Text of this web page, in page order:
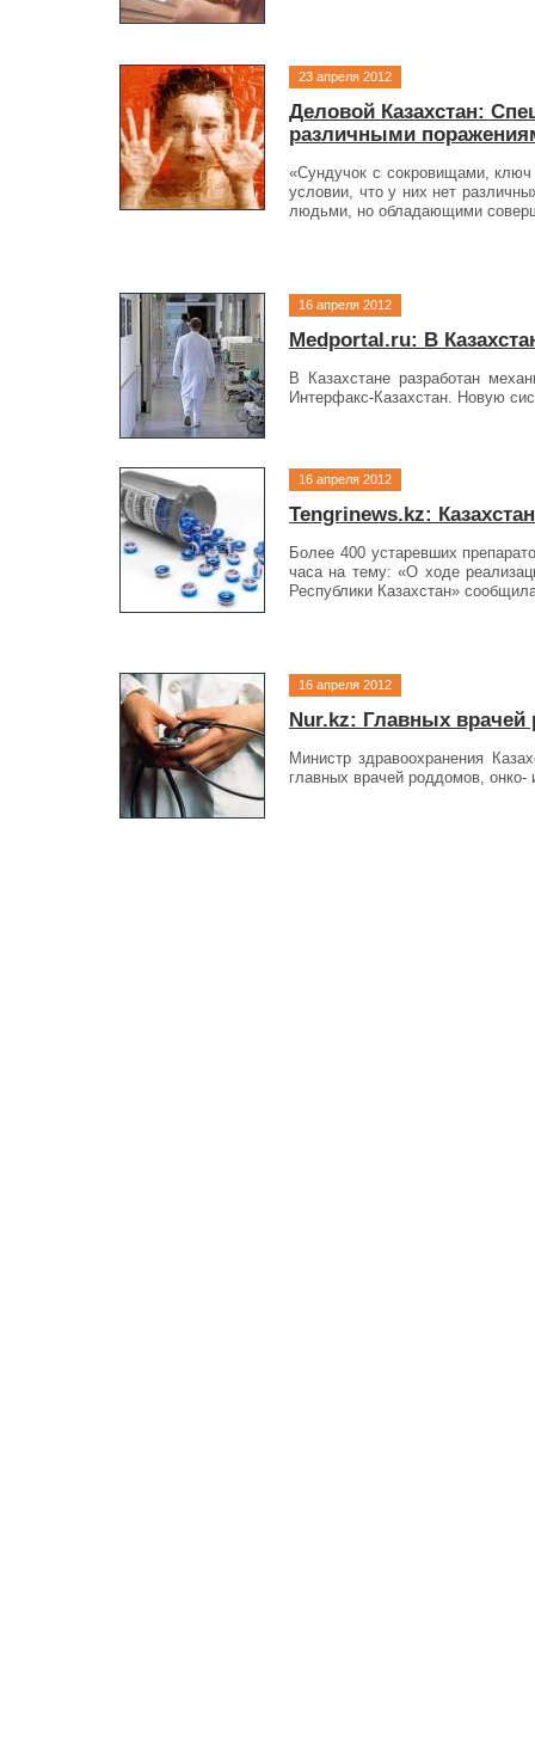
23 апреля 2012
Деловой Казахстан:
различными
«Сундучок с сокровищами,
условии, что у них нет
людьми, но обладающими
16 апреля 2012
Medportal.ru: В
В Казахстане разработан
Интерфакс-Казахстан. Новую
16 апреля 2012
Tengrinews.kz:
Более 400 устаревших
часа на тему: «О ходе
Республики Казахстан»
16 апреля 2012
Nur.kz: Главных врачей
Министр здравоохранения
главных врачей роддомов, онко-